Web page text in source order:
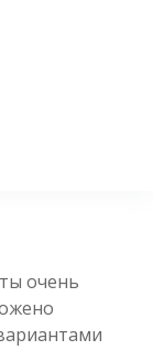
очень